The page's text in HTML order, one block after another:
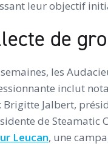
leur objectif
de
les
inclut
Brigitte Jalbert,
de Steamatic
Leucan, une